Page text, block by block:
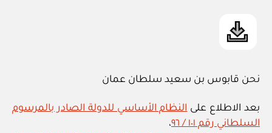
نحن قابوس بن سعيد سلطان عمان
بعد الاطلاع علىالنظام الأساسي للدولة الصادر بالمرسوم
السلطاني رقم ١٠١ / ٩٦
،